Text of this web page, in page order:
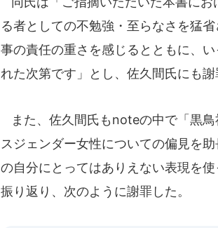
る者としての不勉強・至らなさを猛
事の責任の重さを感じるとともに、
れた次第です」とし、佐久間氏にも謝
また、佐久間氏もnoteの中で「黒
スジェンダー女性についての偏見を
の自分にとってはありえない表現を
振り返り、次のように謝罪した。